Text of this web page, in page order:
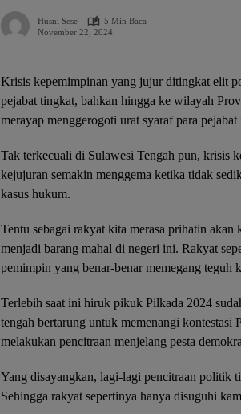
Husni Sese
5 Min Baca
November 22, 2024
Krisis kepemimpinan yang jujur ditingkat elit
pejabat tingkat, bahkan hingga ke wilayah
merayap menggerogoti urat syaraf para pejabat
Tak terkecuali di Sulawesi Tengah pun, krisis
kejujuran semakin menggema ketika tidak
kasus hukum.
Tentu sebagai rakyat kita merasa prihatin
menjadi barang mahal di negeri ini. Rakyat
pemimpin yang benar-benar memegang teguh
Terlebih saat ini hiruk pikuk Pilkada 2024
tengah bertarung untuk memenangi kontestasi
melakukan pencitraan menjelang pesta
Yang disayangkan, lagi-lagi pencitraan politik
Sehingga rakyat sepertinya hanya disuguhi